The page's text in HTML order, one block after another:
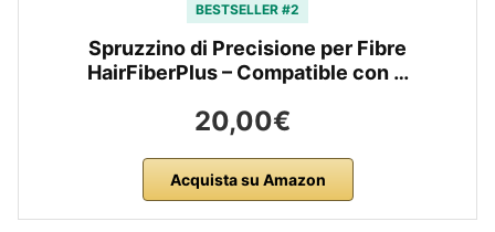
BESTSELLER #2
Spruzzino di Precisione per Fibre
HairFiberPlus – Compatible con …
20,00€
Acquista su Amazon